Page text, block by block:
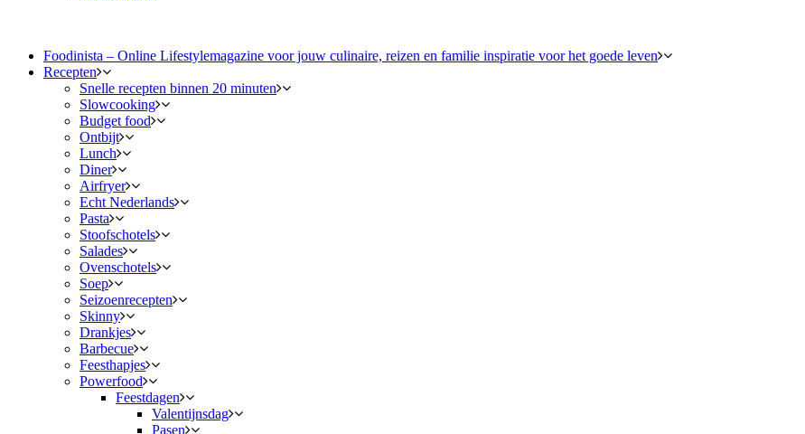
Foodinista – Online Lifestylemagazine voor jouw culinaire, reizen en familie inspiratie voor het goede leven
Recepten
Snelle recepten binnen 20 minuten
Slowcooking
Budget food
Ontbijt
Lunch
Diner
Airfryer
Echt Nederlands
Pasta
Stoofschotels
Salades
Ovenschotels
Soep
Seizoenrecepten
Skinny
Drankjes
Barbecue
Feesthapjes
Powerfood
Feestdagen
Valentijnsdag
Pasen